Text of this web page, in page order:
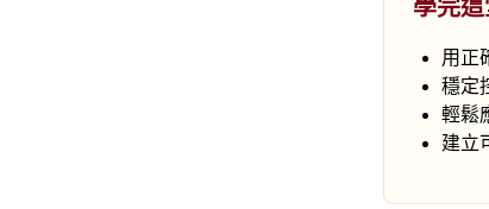
學完這
用正
穩定
輕鬆
建立